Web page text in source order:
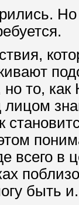
то, как
лицом
всего в
быть